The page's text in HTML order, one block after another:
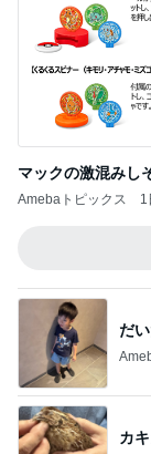
マックの激混みし
Amebaトピックス 1
だ
カ